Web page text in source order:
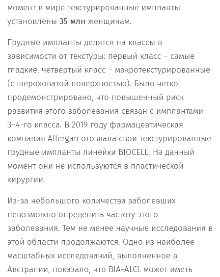
момент в мире текстурированные импланты
установлены 35 млн женщинам.
Грудные импланты делятся на классы в
зависимости от текстуры: первый класс – самые
гладкие, четвертый класс – макротекстурированные
(с шероховатой поверхностью). Было четко
продемонстрировано, что повышенный риск
развития этого заболевания связан с имплантами
3–4-го класса. В 2019 году фармацевтическая
компания Allergan отозвала свои текстурированные
грудные импланты линейки BIOCELL. На данный
момент они не используются в пластической
хирургии.
Из-за небольшого количества заболевших
невозможно определить частоту этого
заболевания. Тем не менее научные исследования в
этой области продолжаются. Одно из наиболее
масштабных исследований, выполненное в
Австралии, показало, что BIA-ALCL может иметь